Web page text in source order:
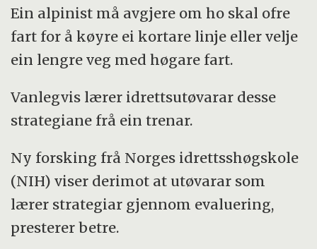
Ein alpinist må avgjere om ho skal ofre
fart for å køyre ei kortare linje eller velje
ein lengre veg med høgare fart.
Vanlegvis lærer idrettsutøvarar desse
strategiane frå ein trenar.
Ny forsking frå Norges idrettsshøgskole
(NIH) viser derimot at utøvarar som
lærer strategiar gjennom evaluering,
presterer betre.